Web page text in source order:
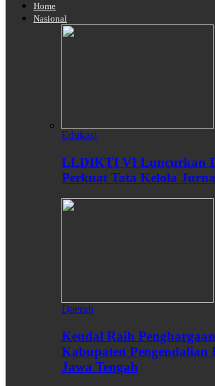
Home
Nasional
Edukasi
LLDIKTI VI Luncurkan
Perkuat Tata Kelola
Daerah
Kendal Raih
Kabupaten Pengendalian
Jawa Tengah